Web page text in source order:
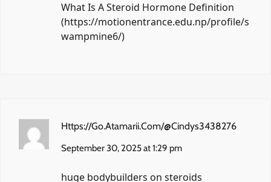
What Is A Steroid Hormone Definition
(https://motionentrance.edu.np/profile/s
wampmine6/)
Https://Go.Atamarii.Com/@Cindys3438276
September 30, 2025 at 1:29 pm
huge bodybuilders on steroids